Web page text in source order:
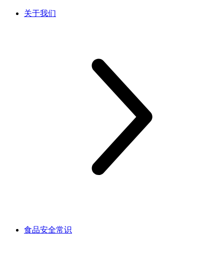
关于我们
食品安全常识